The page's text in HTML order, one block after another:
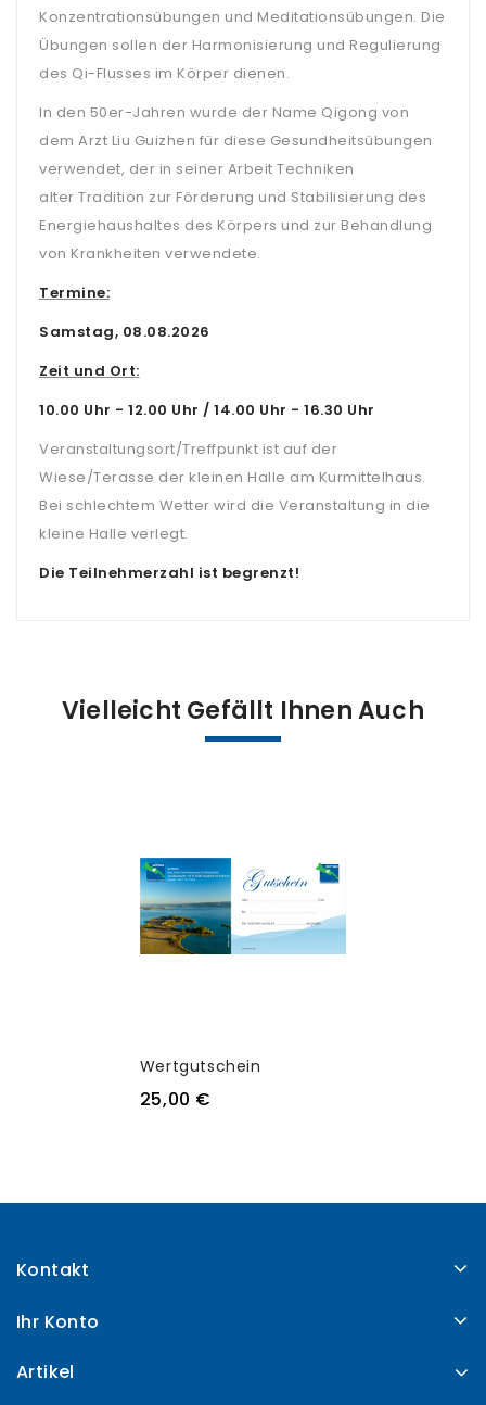
Konzentrationsübungen und Meditationsübungen. Die
Übungen sollen der Harmonisierung und Regulierung
des Qi-Flusses im Körper dienen.
In den 50er-Jahren wurde der Name Qigong von
dem Arzt Liu Guizhen für diese Gesundheitsübungen
verwendet, der in seiner Arbeit Techniken
alter Tradition zur Förderung und Stabilisierung des
Energiehaushaltes des Körpers und zur Behandlung
von Krankheiten verwendete.
Termine:
Samstag, 08.08.2026
Zeit und Ort:
10.00 Uhr - 12.00 Uhr / 14.00 Uhr - 16.30 Uhr
Veranstaltungsort/Treffpunkt ist auf der
Wiese/Terasse der kleinen Halle am Kurmittelhaus.
Bei schlechtem Wetter wird die Veranstaltung in die
kleine Halle verlegt.
Die Teilnehmerzahl ist begrenzt!
Vielleicht Gefällt Ihnen Auch
Wertgutschein
25,00 €
Kontakt
Ihr Konto
Artikel